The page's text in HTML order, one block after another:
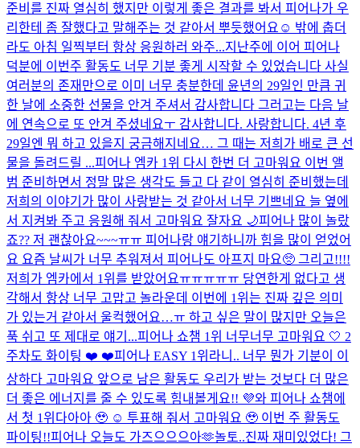
준비를 진짜 열심히 했지만 이렇게 좋은 결과를 봐서 피어나가 우
리한테 좀 잘했다고 말해주는 것 같아서 뿌듯했어요☺️ 밖에 춥더
라도 아침 일찍부터 항상 응원하러 와주...지난주에 이어 피어나
덕분에 이번주 활동도 너무 기분 좋게 시작할 수 있었습니다 사실
여러분의 존재만으로 이미 너무 충분한데 윤년의 29일인 만큼 귀
한 날에 소중한 선물을 안겨 주셔서 감사합니다 그러고는 다음 날
에 연속으로 또 안겨 주셨네요ㅜ 감사합니다. 사랑합니다. 4년 후
29일엔 뭐 하고 있을지 궁금해지네요… 그 때는 저희가 배로 큰 선
물을 돌려드릴 ...피어나 엠카 1위 다시 한번 더 고마워요 이번 앨
범 준비하면서 정말 많은 생각도 들고 다 같이 열심히 준비했는데
저희의 이야기가 많이 사랑받는 것 같아서 너무 기쁘네요 늘 옆에
서 지켜봐 주고 응원해 줘서 고마워요 잘자요 🌙피어나 많이 놀랐
죠?? 저 괜찮아요~~~ㅠㅠ 피어나랑 얘기하니까 힘을 많이 얻었어
요 요즘 날씨가 너무 추워져서 피어나도 아프지 마요🥺 그리고!!!!
저희가 엠카에서 1위를 받았어요ㅠㅠㅠㅠㅠ 당연한게 없다고 생
각해서 항상 너무 고맙고 놀라운데 이번에 1위는 진짜 깊은 의미
가 있는거 같아서 울컥했어요…ㅠ 하고 싶은 말이 많지만 오늘은
푹 쉬고 또 제대로 얘기...피어나 쇼챔 1위 너무너무 고마워요 🤍 2
주차도 화이팅 ❤️ ❤️피어나 EASY 1위라니.. 너무 뭔가 기분이 이
상하다 고마워요 앞으로 남은 활동도 우리가 받는 것보다 더 많은
더 좋은 에너지를 줄 수 있도록 힘내볼게요!! 💜와 피어나 쇼챔에
서 첫 1위다아아 🥹 ☺️ 투표해 줘서 고마워요 🥹 이번 주 활동도
파이팅!!피어나 오늘도 가즈으으으아🫶놀토..진짜 재미있었다! 그